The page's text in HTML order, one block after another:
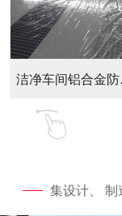
集设计、 制